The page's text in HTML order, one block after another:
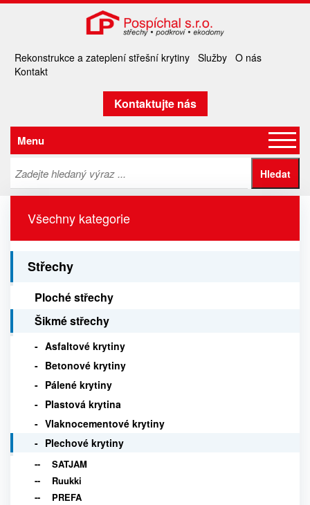
Rekonstrukce a zateplení střešní krytiny Služby O nás
Kontakt
Kontaktujte nás
Menu
Všechny kategorie
Střechy
Ploché střechy
Šikmé střechy
Asfaltové krytiny
Betonové krytiny
Pálené krytiny
Plastová krytina
Vlaknocementové krytiny
Plechové krytiny
SATJAM
Ruukki
PREFA